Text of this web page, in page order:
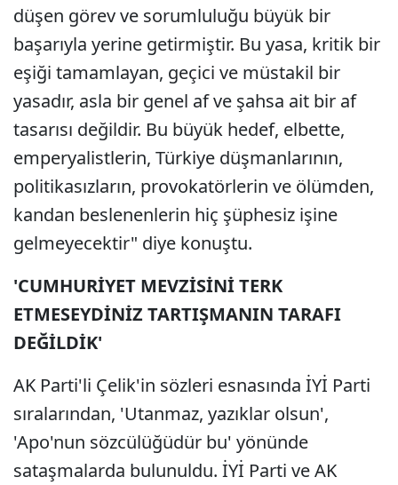
düşen görev ve sorumluluğu büyük bir
başarıyla yerine getirmiştir. Bu yasa, kritik bir
eşiği tamamlayan, geçici ve müstakil bir
yasadır, asla bir genel af ve şahsa ait bir af
tasarısı değildir. Bu büyük hedef, elbette,
emperyalistlerin, Türkiye düşmanlarının,
politikasızların, provokatörlerin ve ölümden,
kandan beslenenlerin hiç şüphesiz işine
gelmeyecektir" diye konuştu.
'CUMHURİYET MEVZİSİNİ TERK
ETMESEYDİNİZ TARTIŞMANIN TARAFI
DEĞİLDİK'
AK Parti'li Çelik'in sözleri esnasında İYİ Parti
sıralarından, 'Utanmaz, yazıklar olsun',
'Apo'nun sözcülüğüdür bu' yönünde
sataşmalarda bulunuldu. İYİ Parti ve AK